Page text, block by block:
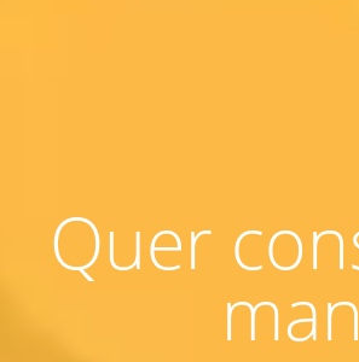
Quer